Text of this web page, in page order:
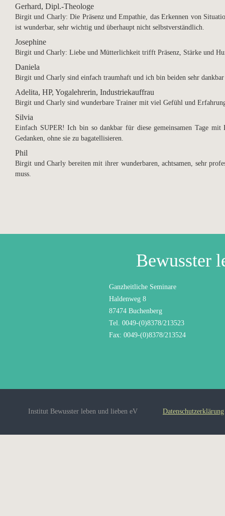
Gerhard, Dipl.-Theologe
Birgit und Charly: Die Präsenz und Empathie, das Erkennen von
ist wunderbar, sehr wichtig und überhaupt nicht selbstverständlich.
Josephine
Birgit und Charly: Liebe und Mütterlichkeit trifft Präsenz, Stärke und
Daniela
Birgit und Charly sind einfach traumhaft und ich bin beiden sehr dankbar
Adelita, HP, Yogalehrerin, Industriekauffrau
Birgit und Charly sind wunderbare Trainer mit viel Gefühl und
Silvia
Einfach SUPER! Ich bin so dankbar für diese gemeinsamen Tage
Gedanken, ohne sie zu bagatellisieren.
Phil
Birgit und Charly bereiten mit ihrer wunderbaren, achtsamen, sehr
muss.
Bewusster
Ganzheitliche Seminare
Haldenweg 8
87474 Buchenberg
Tel. 0049-(0)8378/213523
Fax: 0049-(0)8378/213524
Institut Bewusster leben und lieben eV Datenschutzerklärung